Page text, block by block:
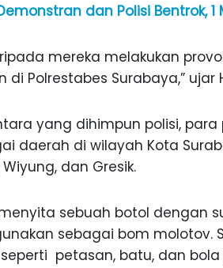
dan Polisi Bentrok, 1
mereka melakukan
Polrestabes Surabaya,” ujar
yang dihimpun polisi,
daerah di wilayah Kota
dan Gresik.
sebuah botol dengan
sebagai bom molotov.
petasan, batu, dan bola